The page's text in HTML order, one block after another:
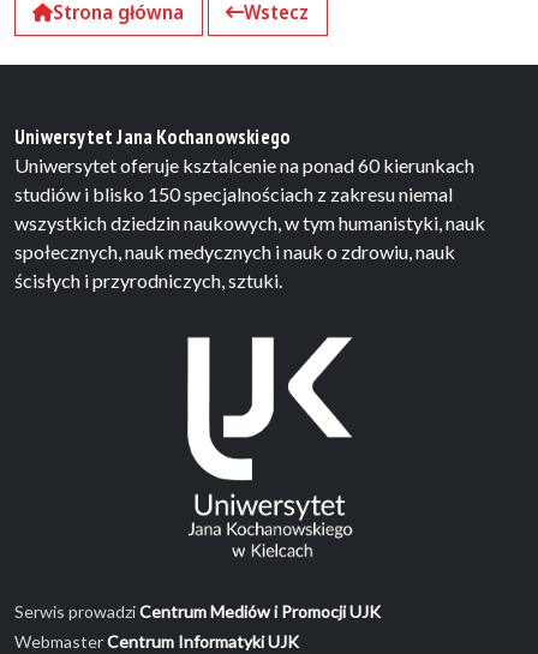
Strona główna
Wstecz
Uniwersytet Jana Kochanowskiego
Uniwersytet oferuje ksztalcenie na ponad 60 kierunkach
studiów i blisko 150 specjalnościach z zakresu niemal
wszystkich dziedzin naukowych, w tym humanistyki, nauk
społecznych, nauk medycznych i nauk o zdrowiu, nauk
ścisłych i przyrodniczych, sztuki.
Serwis prowadziCentrum Mediów i Promocji UJK
WebmasterCentrum Informatyki UJK